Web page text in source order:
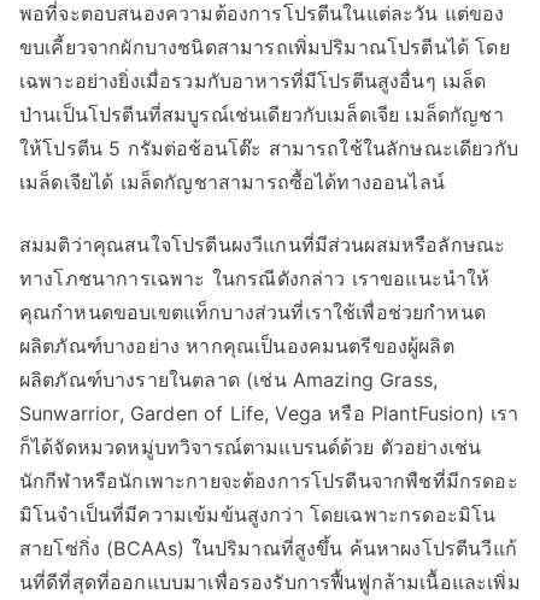
พอที่จะตอบสนองความต้องการโปรตีนในแต่ละวัน แต่ของ
ขบเคี้ยวจากผักบางชนิดสามารถเพิ่มปริมาณโปรตีนได้ โดย
เฉพาะอย่างยิ่งเมื่อรวมกับอาหารที่มีโปรตีนสูงอื่นๆ เมล็ด
ป่านเป็นโปรตีนที่สมบูรณ์เช่นเดียวกับเมล็ดเจีย เมล็ดกัญชา
ให้โปรตีน 5 กรัมต่อช้อนโต๊ะ สามารถใช้ในลักษณะเดียวกับ
เมล็ดเจียได้ เมล็ดกัญชาสามารถซื้อได้ทางออนไลน์
สมมติว่าคุณสนใจโปรตีนผงวีแกนที่มีส่วนผสมหรือลักษณะ
ทางโภชนาการเฉพาะ ในกรณีดังกล่าว เราขอแนะนำให้
คุณกำหนดขอบเขตแท็กบางส่วนที่เราใช้เพื่อช่วยกำหนด
ผลิตภัณฑ์บางอย่าง หากคุณเป็นองคมนตรีของผู้ผลิต
ผลิตภัณฑ์บางรายในตลาด (เช่น Amazing Grass,
Sunwarrior, Garden of Life, Vega หรือ PlantFusion) เรา
ก็ได้จัดหมวดหมู่บทวิจารณ์ตามแบรนด์ด้วย ตัวอย่างเช่น
นักกีฬาหรือนักเพาะกายจะต้องการโปรตีนจากพืชที่มีกรดอะ
มิโนจำเป็นที่มีความเข้มข้นสูงกว่า โดยเฉพาะกรดอะมิโน
สายโซ่กิ่ง (BCAAs) ในปริมาณที่สูงขึ้น ค้นหาผงโปรตีนวีแก้
นที่ดีที่สุดที่ออกแบบมาเพื่อรองรับการฟื้นฟูกล้ามเนื้อและเพิ่ม